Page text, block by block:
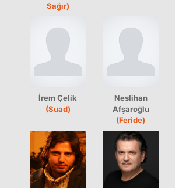
Sağır)
İrem Çelik
(Suad)
Neslihan
Afşaroğlu
(Feride)